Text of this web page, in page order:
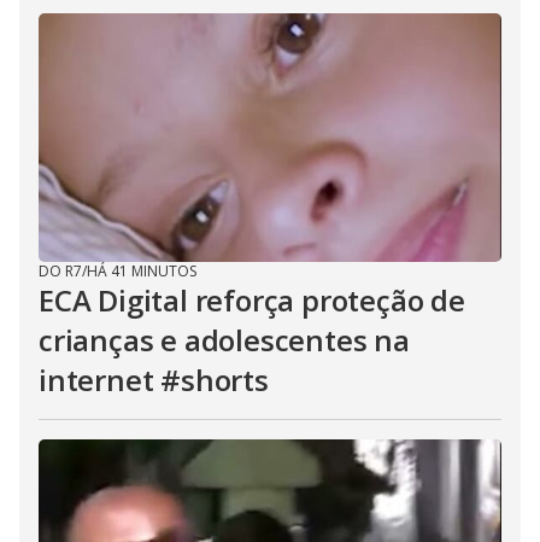
DO R7/HÁ 41 MINUTOS
ECA Digital reforça proteção de
crianças e adolescentes na
internet #shorts